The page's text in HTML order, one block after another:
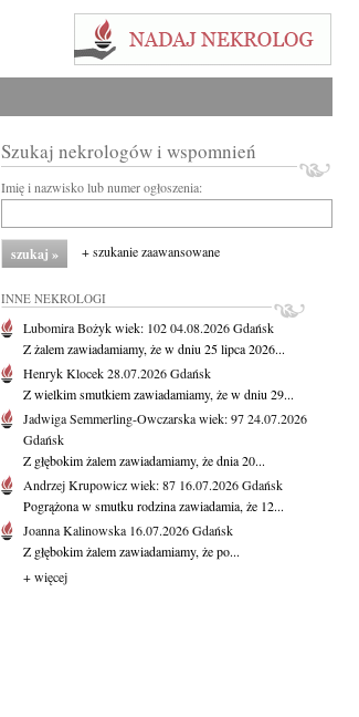
Szukaj nekrologów i wspomnień
Imię i nazwisko lub numer ogłoszenia:
+ szukanie zaawansowane
INNE NEKROLOGI
Lubomira Bożykwiek: 10204.08.2026Gdańsk
Z żalem zawiadamiamy, że w dniu 25 lipca 2026...
Henryk Klocek28.07.2026Gdańsk
Z wielkim smutkiem zawiadamiamy, że w dniu 29...
Jadwiga Semmerling-Owczarskawiek: 9724.07.2026
Gdańsk
Z głębokim żalem zawiadamiamy, że dnia 20...
Andrzej Krupowiczwiek: 87 16.07.2026Gdańsk
Pogrążona w smutku rodzina zawiadamia, że 12...
Joanna Kalinowska 16.07.2026Gdańsk
Z głębokim żalem zawiadamiamy, że po...
+ więcej